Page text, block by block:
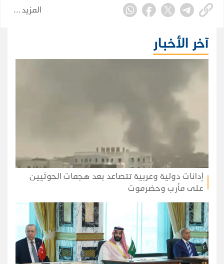
المزيد
آخر الأخبار
إدانات دولية وعربية تتصاعد بعد هجمات الحوثيين
على مأرب وحضرموت